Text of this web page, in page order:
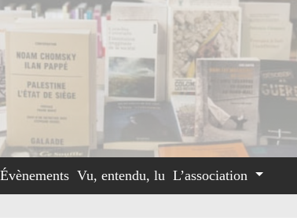
Évènements Vu, entendu, lu L’association